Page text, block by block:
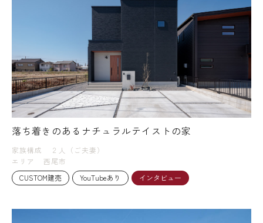
落ち着きのあるナチュラルテイストの家
家族構成
２人（ご夫妻）
エリア
西尾市
CUSTOM建売
YouTubeあり インタビュー